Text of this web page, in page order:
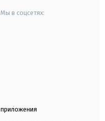
Мы в соцсетях:
приложения